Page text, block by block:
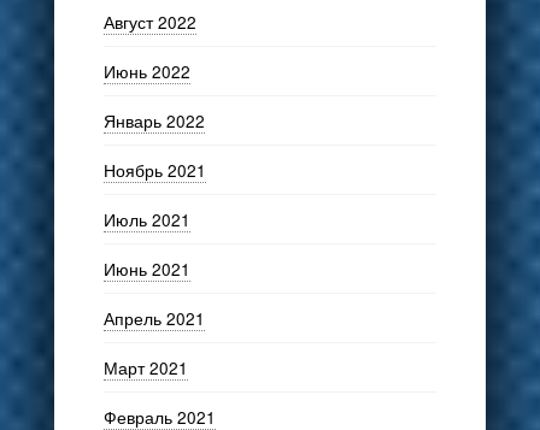
Август 2022
Июнь 2022
Январь 2022
Ноябрь 2021
Июль 2021
Июнь 2021
Апрель 2021
Март 2021
Февраль 2021